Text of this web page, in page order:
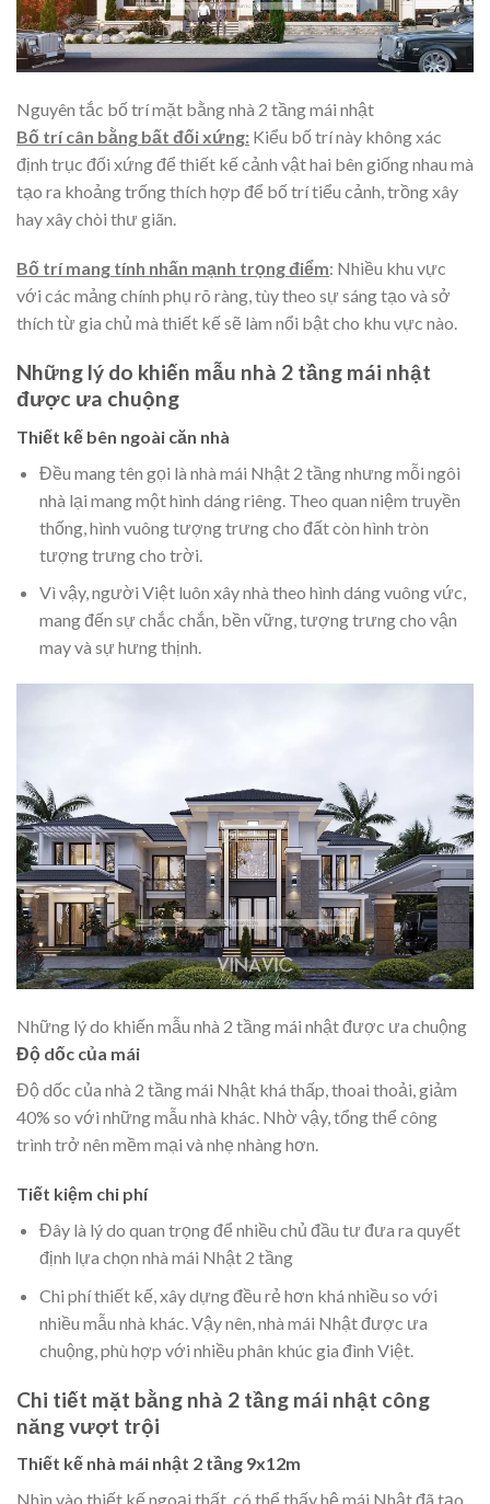
Nguyên tắc bố trí mặt bằng nhà 2 tầng mái nhật
Bố trí cân bằng bất đối xứng: Kiểu bố trí này không xác
định trục đối xứng để thiết kế cảnh vật hai bên giống nhau mà
tạo ra khoảng trống thích hợp để bố trí tiểu cảnh, trồng xây
hay xây chòi thư giãn.
Bố trí mang tính nhấn mạnh trọng điểm: Nhiều khu vực
với các mảng chính phụ rõ ràng, tùy theo sự sáng tạo và sở
thích từ gia chủ mà thiết kế sẽ làm nổi bật cho khu vực nào.
Những lý do khiến mẫu nhà 2 tầng mái nhật
được ưa chuộng
Thiết kế bên ngoài căn nhà
Đều mang tên gọi là nhà mái Nhật 2 tầng nhưng mỗi ngôi
nhà lại mang một hình dáng riêng. Theo quan niệm truyền
thống, hình vuông tượng trưng cho đất còn hình tròn
tượng trưng cho trời.
Vì vậy, người Việt luôn xây nhà theo hình dáng vuông vức,
mang đến sự chắc chắn, bền vững, tượng trưng cho vận
may và sự hưng thịnh.
Những lý do khiến mẫu nhà 2 tầng mái nhật được ưa chuộng
Độ dốc của mái
Độ dốc của nhà 2 tầng mái Nhật khá thấp, thoai thoải, giảm
40% so với những mẫu nhà khác. Nhờ vậy, tổng thể công
trình trở nên mềm mại và nhẹ nhàng hơn.
Tiết kiệm chi phí
Đây là lý do quan trọng để nhiều chủ đầu tư đưa ra quyết
định lựa chọn nhà mái Nhật 2 tầng
Chi phí thiết kế, xây dựng đều rẻ hơn khá nhiều so với
nhiều mẫu nhà khác. Vậy nên, nhà mái Nhật được ưa
chuộng, phù hợp với nhiều phân khúc gia đình Việt.
Chi tiết mặt bằng nhà 2 tầng mái nhật công
năng vượt trội
Thiết kế nhà mái nhật 2 tầng 9x12m
Nhìn vào thiết kế ngoại thất, có thể thấy hệ mái Nhật đã tạo